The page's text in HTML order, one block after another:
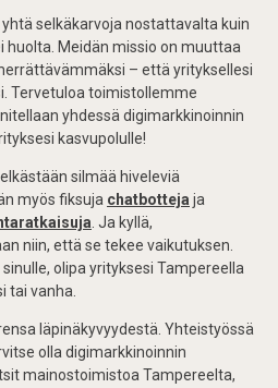
selkäkarvoja nostattavalta kuin
huolta. Meidän missio on muuttaa
– että yrityksellesi
Tervetuloa toimistollemme
yhdessä digimarkkinoinnin
kasvupolulle!
silmää hiveleviä
myös fiksuja chatbotteja ja
. Ja kyllä,
niin, että se tekee vaikutuksen.
olipa yrityksesi Tampereella
tai vanha.
läpinäkyvyydestä. Yhteistyössä
olla digimarkkinoinnin
mainostoimistoa Tampereelta,